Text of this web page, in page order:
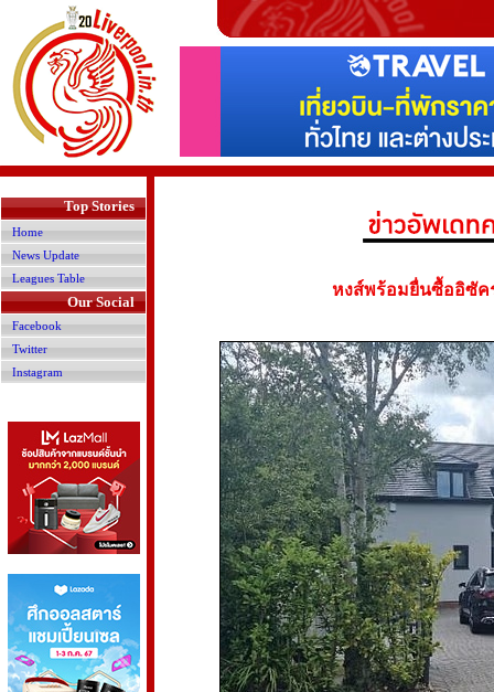
Top Stories
Home
News Update
Leagues Table
Our Social
Facebook
Twitter
Instagram
หงส์พร้อมยื่นซื้ออิซัค